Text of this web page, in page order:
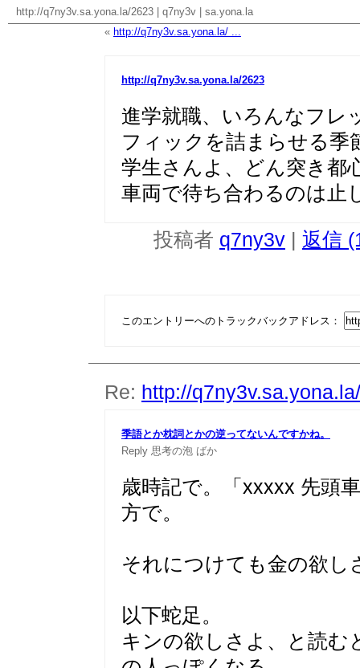
http://q7ny3v.sa.yona.la/2623 q7ny3v
sa.yona.la
« http://q7ny3v.sa.yona.la/ ...
http://q7ny3v.sa.yona.la/2623
進学就職、いろんなフレ
フィックを詰まらせる季
学生さんよ、どん突き都
車両で待ち合わるのは止
投稿者 q7ny3v 返信
このエントリーへのトラックバックアドレス：
Re: http://
季語とか枕詞とかの逆ってないんですかね。
Reply 思考の泡 ばか
歳時記で。「xxxxx 先頭
方で。
それにつけても金の欲し
以下蛇足。
キンの欲しさよ、と読む